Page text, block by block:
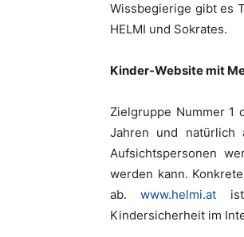
Wissbegierige gibt es
HELMI und Sokrates.
Kinder-Website mit
Zielgruppe Nummer 1
Jahren und natürlich
Aufsichtspersonen
werden kann.
ab.www.helmi.at ist
Kindersicherheit im